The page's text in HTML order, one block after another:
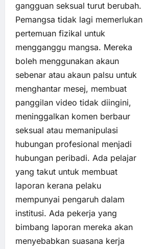
gangguan seksual turut berubah.
Pemangsa tidak lagi memerlukan
pertemuan fizikal untuk
mengganggu mangsa. Mereka
boleh menggunakan akaun
sebenar atau akaun palsu untuk
menghantar mesej, membuat
panggilan video tidak diingini,
meninggalkan komen berbaur
seksual atau memanipulasi
hubungan profesional menjadi
hubungan peribadi. Ada pelajar
yang takut untuk membuat
laporan kerana pelaku
mempunyai pengaruh dalam
institusi. Ada pekerja yang
bimbang laporan mereka akan
menyebabkan suasana kerja